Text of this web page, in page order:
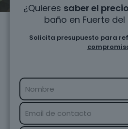
¿Quieres saber el precio
baño en Fuerte del
Solicita presupuesto para